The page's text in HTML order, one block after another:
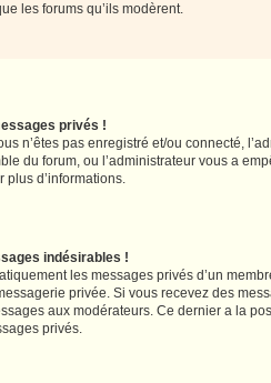
les forums qu’ils modèrent.
privés !
n’êtes pas enregistré et/ou connecté,
du forum, ou l’administrateur vous a
plus d’informations.
indésirables !
les messages privés d’un
privée. Si vous recevez des
aux modérateurs. Ce dernier a la
privés.